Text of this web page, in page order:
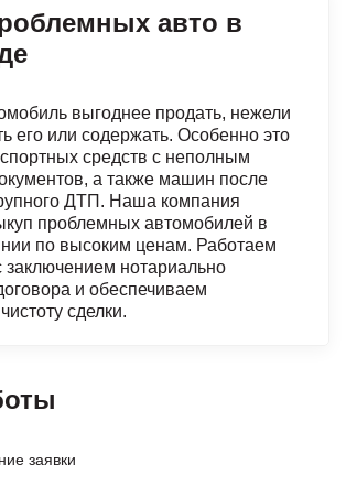
авто в
выгоднее продать, нежели
его или содержать. Особенно это
средств с неполным
а также машин после
ДТП. Наша компания
проблемных автомобилей в
по высоким ценам. Работаем
нотариально
и обеспечиваем
сделки.
заявки